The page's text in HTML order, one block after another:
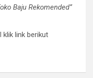
Baju Rekomended”
link berikut